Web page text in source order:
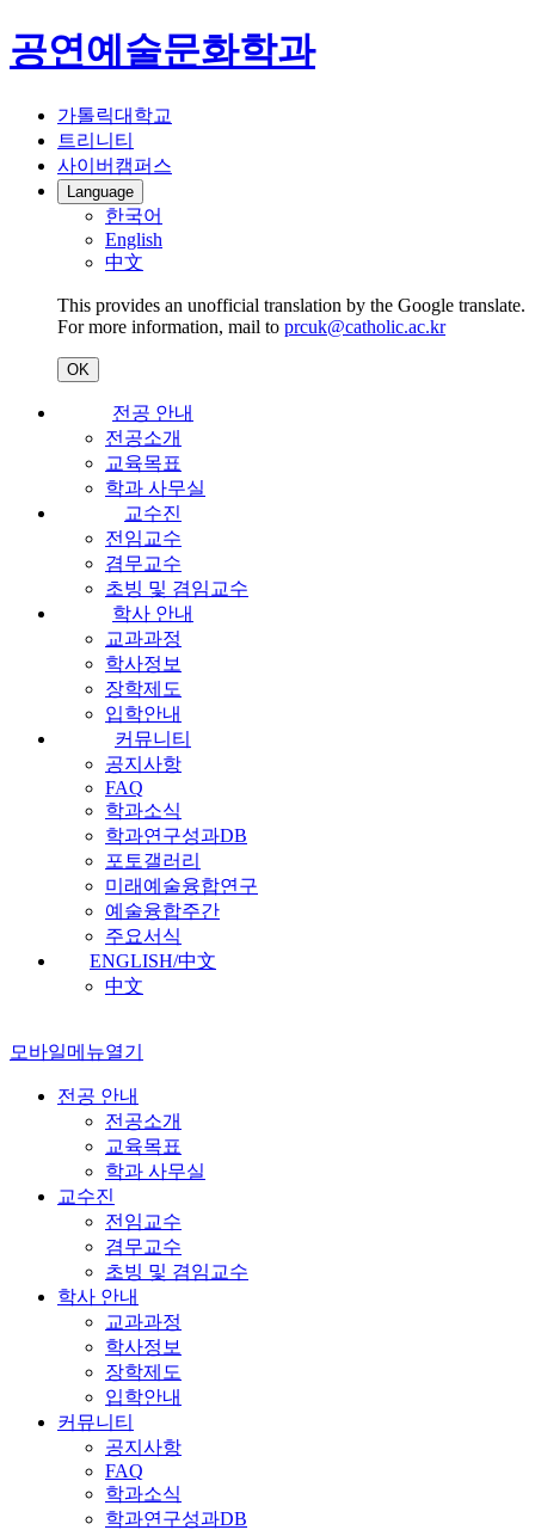
공연예술문화학과
가톨릭대학교
트리니티
사이버캠퍼스
Language
한국어
English
中文
This provides an unofficial translation by the Google translate.
For more information, mail to prcuk@catholic.ac.kr
OK
전공 안내
전공소개
교육목표
학과 사무실
교수진
전임교수
겸무교수
초빙 및 겸임교수
학사 안내
교과과정
학사정보
장학제도
입학안내
커뮤니티
공지사항
FAQ
학과소식
학과연구성과DB
포토갤러리
미래예술융합연구
예술융합주간
주요서식
ENGLISH/中文
中文
모바일메뉴열기
전공 안내
전공소개
교육목표
학과 사무실
교수진
전임교수
겸무교수
초빙 및 겸임교수
학사 안내
교과과정
학사정보
장학제도
입학안내
커뮤니티
공지사항
FAQ
학과소식
학과연구성과DB